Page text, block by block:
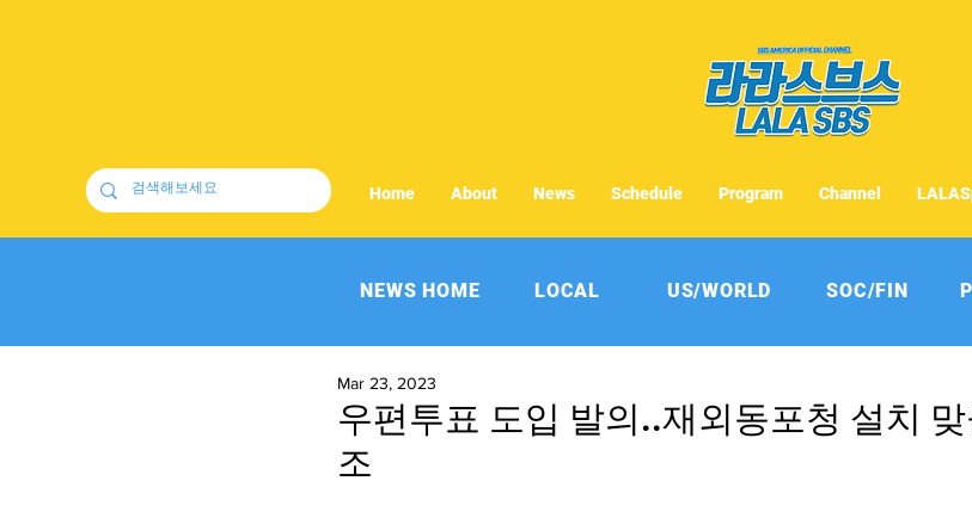
Home About News Schedule Program Channel
NEWS HOME LOCAL US/WORLD SOC/FIN
우편투표 도입 발의..재외동포청 설치
조
Mar 23, 2023